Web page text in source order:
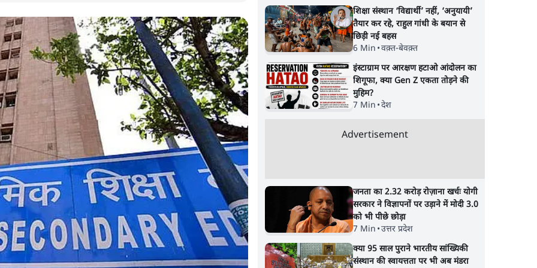
शिक्षा संस्थान ‘विद्यार्थी’ नहीं, ‘अनुयायी’
तैयार कर रहे, राहुल गांधी के बयान से
छिड़ी नई बहस
6 Min •वक़्त-बेवक़्त
इंस्टाग्राम पर आरक्षण हटाओ आंदोलन का
शिगूफा, क्या Gen Z एकता तोड़ने की
मुहिम?
7 Min •देश
Advertisement
जनता का 2.32 करोड़ रोज़ाना खर्चः योगी
सरकार ने विज्ञापनों पर उड़ाने में मोदी 3.0
को भी पीछे छोड़ा
7 Min •उत्तर प्रदेश
क्या 95 साल पुराने भारतीय सांख्यिकी
संस्थान की स्वायत्तता पर भी अब मंडरा